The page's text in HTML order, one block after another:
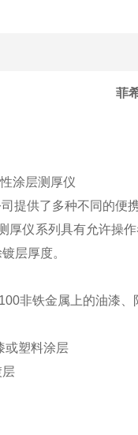
菲
涂层测厚仪
提供了多种不同的便
厚仪系列具有允许操
层厚度。
非铁金属上的油漆
或塑料涂层
层